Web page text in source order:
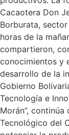
Cacaotera Don
Borburata,
horas de la
compartieron,
conocimientos y
desarrollo de la
Gobierno
Tecnología e
Morán”,
Tecnológico del